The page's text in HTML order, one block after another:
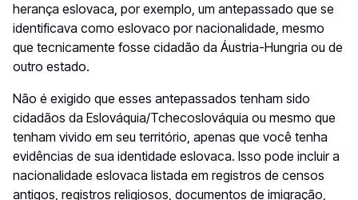
herança eslovaca, por exemplo, um antepassado que se
identificava como eslovaco por nacionalidade, mesmo
que tecnicamente fosse cidadão da Áustria-Hungria ou de
outro estado.
Não é exigido que esses antepassados tenham sido
cidadãos da Eslováquia/Tchecoslováquia ou mesmo que
tenham vivido em seu território, apenas que você tenha
evidências de sua identidade eslovaca. Isso pode incluir a
nacionalidade eslovaca listada em registros de censos
antigos, registros religiosos, documentos de imigração,